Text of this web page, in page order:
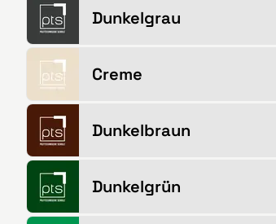
Dunkelgrau
Creme
Dunkelbraun
Dunkelgrün